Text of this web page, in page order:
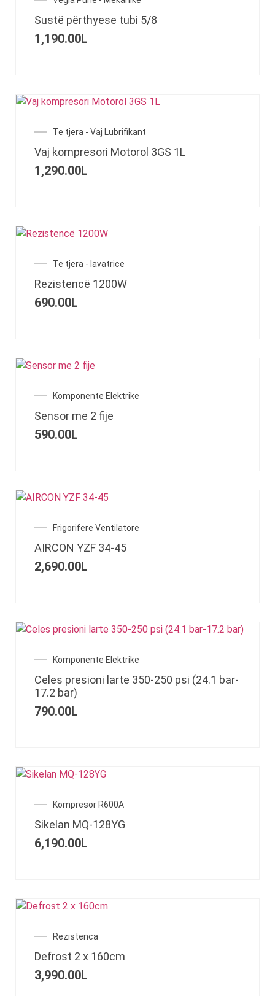
Sustë përthyese tubi 5/8
1,190.00L
Te tjera - Vaj Lubrifikant
Vaj kompresori Motorol 3GS 1L
1,290.00L
Te tjera - lavatrice
Rezistencë 1200W
690.00L
Komponente Elektrike
Sensor me 2 fije
590.00L
Frigorifere Ventilatore
AIRCON YZF 34-45
2,690.00L
Komponente Elektrike
Celes presioni larte 350-250 psi (24.1 bar-
17.2 bar)
790.00L
Kompresor R600A
Sikelan MQ-128YG
6,190.00L
Rezistenca
Defrost 2 x 160cm
3,990.00L